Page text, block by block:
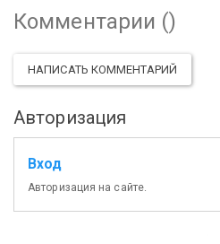
Комментарии ()
НАПИСАТЬ КОММЕНТАРИЙ
Авторизация
Вход
Авторизация на сайте.